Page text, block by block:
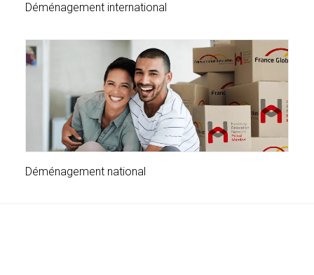
Déménagement international
Déménagement national